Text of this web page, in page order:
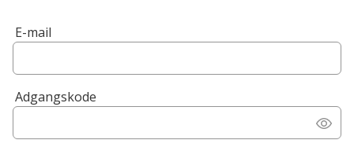
E-mail
Adgangskode